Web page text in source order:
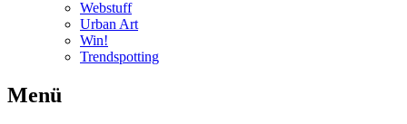
Webstuff
Urban Art
Win!
Trendspotting
Menü